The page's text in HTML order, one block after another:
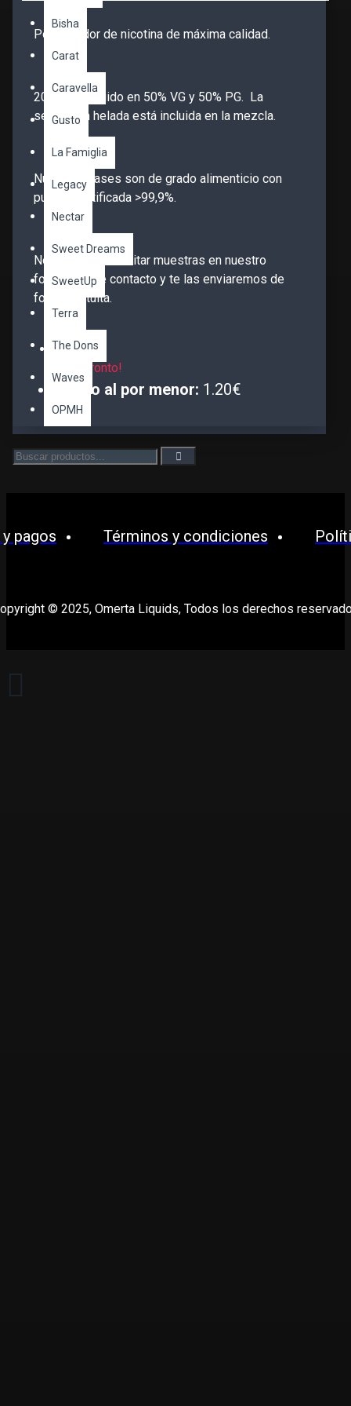
Bisha
Carat
Caravella
Gusto
La Famiglia
Legacy
Nectar
Sweet Dreams
SweetUp
Terra
The Dons
Waves
OPMH
Potenciador de nicotina de máxima calidad.
20mg/ml diluido en 50% VG y 50% PG. La
sensación helada está incluida en la mezcla.
Nuestras bases son de grado alimenticio con
pureza certificada >99,9%.
No dudes en solicitar muestras en nuestro
formulario de contacto y te las enviaremos de
forma gratuita.
Stock:
¡Muy pronto!
Precio al por menor: 1.20€
pagos Términos y condiciones
© 2025, Omerta Liquids, Todos los derechos